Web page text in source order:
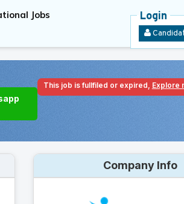
Jobs Login
This job is fullfiled or expired, Explore
Company Info